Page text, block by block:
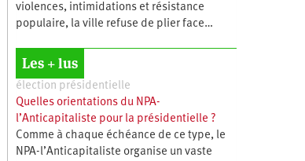
violences, intimidations et résistance
populaire, la ville refuse de plier face…
Les + lus
élection présidentielle
Quelles orientations du NPA-
l’Anticapitaliste pour la présidentielle ?
Comme à chaque échéance de ce type, le
NPA-l’Anticapitaliste organise un vaste